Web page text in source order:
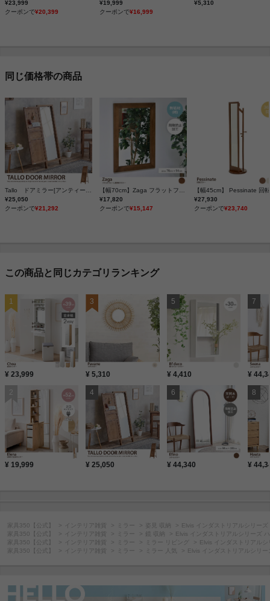
¥23,999
クーポンで¥20,399
¥19,999
クーポンで¥16,999
¥5,310
同じ価格帯の商品
Tallo ドアミラー[アンティークライン]
¥25,050
クーポンで¥21,292
【幅70cm】Zaga フラットフレーム壁掛けミラー
¥17,820
クーポンで¥15,147
¥27,930
クーポンで¥23,740
この商品と同じカテゴリランキング
¥ 23,999
¥ 19,999
¥ 5,310
¥ 25,050
¥ 4,410
¥ 44,340
¥
¥
家具350【公式】 インテリア雑貨 ミラー 姿見 収納
Elvis インダストリアルシリー
家具350【公式】
インテリア雑貨 ミラー 鏡 収納
Elvis インダストリアルシリーズ
家具350【公式】
インテリア雑貨 ミラー ミラー リビング
Elvis インダストリアル
家具350【公式】
インテリア雑貨 ミラー ミラー 人気 Elvis インダストリアルシリ